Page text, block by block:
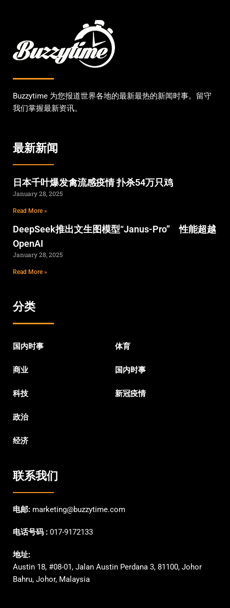
Buzzytime 为您报道世界各地的最新最热的新闻时事。留守
我们掌握最新资讯。
最新新闻
日本千叶爆发禽流感疫情 扑杀54万只鸡
January 28, 2025
Read More »
DeepSeek推出文生图模型“Janus-Pro” 性能超越
OpenAI
January 28, 2025
Read More »
分类
国内时事
商业
科技
政治
经济
体育
国内时事
新冠疫情
联系我们
电邮: marketing@buzzytime.com
电话号码 : 017-9172133
地址:
Austin 18, #08-01, Jalan Austin Perdana 3, 81100, Johor
Bahru, Johor, Malaysia